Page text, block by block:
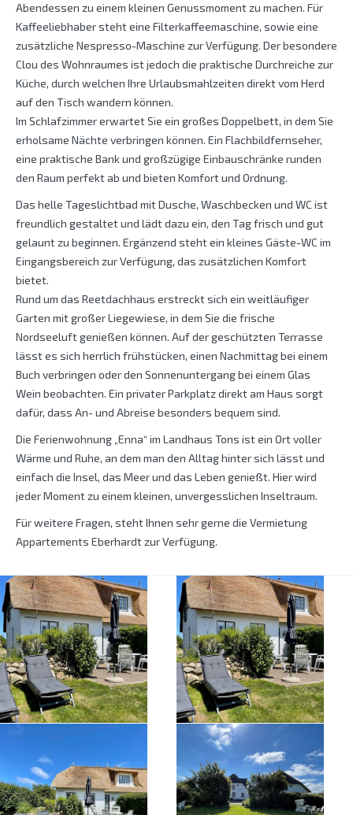
Abendessen zu einem kleinen Genussmoment zu machen. Für
Kaffeeliebhaber steht eine Filterkaffeemaschine, sowie eine
zusätzliche Nespresso-Maschine zur Verfügung. Der besondere
Clou des Wohnraumes ist jedoch die praktische Durchreiche zur
Küche, durch welchen Ihre Urlaubsmahlzeiten direkt vom Herd
auf den Tisch wandern können.
Im Schlafzimmer erwartet Sie ein großes Doppelbett, in dem Sie
erholsame Nächte verbringen können. Ein Flachbildfernseher,
eine praktische Bank und großzügige Einbauschränke runden
den Raum perfekt ab und bieten Komfort und Ordnung.
Das helle Tageslichtbad mit Dusche, Waschbecken und WC ist
freundlich gestaltet und lädt dazu ein, den Tag frisch und gut
gelaunt zu beginnen. Ergänzend steht ein kleines Gäste-WC im
Eingangsbereich zur Verfügung, das zusätzlichen Komfort
bietet.
Rund um das Reetdachhaus erstreckt sich ein weitläufiger
Garten mit großer Liegewiese, in dem Sie die frische
Nordseeluft genießen können. Auf der geschützten Terrasse
lässt es sich herrlich frühstücken, einen Nachmittag bei einem
Buch verbringen oder den Sonnenuntergang bei einem Glas
Wein beobachten. Ein privater Parkplatz direkt am Haus sorgt
dafür, dass An- und Abreise besonders bequem sind.
Die Ferienwohnung „Enna“ im Landhaus Tons ist ein Ort voller
Wärme und Ruhe, an dem man den Alltag hinter sich lässt und
einfach die Insel, das Meer und das Leben genießt. Hier wird
jeder Moment zu einem kleinen, unvergesslichen Inseltraum.
Für weitere Fragen, steht Ihnen sehr gerne die Vermietung
Appartements Eberhardt zur Verfügung.